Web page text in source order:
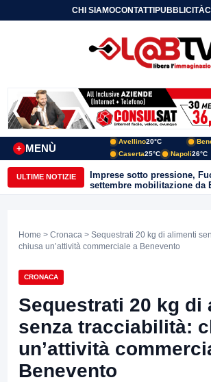
CHI SIAMOCONTATTIPUBBLICITÀ
MENÙ
+
Avellino20°C
Caserta25°C Napoli26°C
ULTIME NOTIZIE
Imprese sotto pressione,
settembre mobilitazione da
e Avellino”
Home > Cronaca > Sequestrati 20 kg di alimenti
chiusa un’attività commerciale a Benevento
CRONACA
Sequestrati 20 kg di
senza tracciabilità:
un’attività
Benevento